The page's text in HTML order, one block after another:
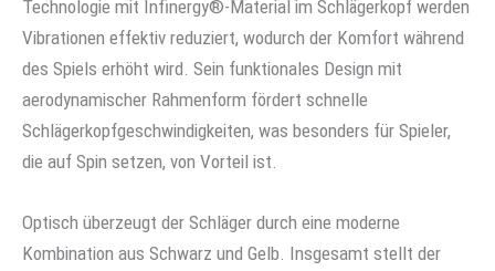
Technologie mit Infinergy®-Material im Schlägerkopf werden
Vibrationen effektiv reduziert, wodurch der Komfort während
des Spiels erhöht wird. Sein funktionales Design mit
aerodynamischer Rahmenform fördert schnelle
Schlägerkopfgeschwindigkeiten, was besonders für Spieler,
die auf Spin setzen, von Vorteil ist.
Optisch überzeugt der Schläger durch eine moderne
Kombination aus Schwarz und Gelb. Insgesamt stellt der